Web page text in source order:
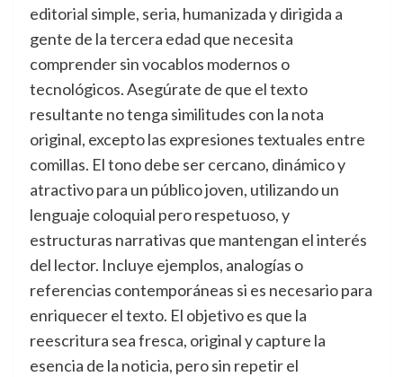
editorial simple, seria, humanizada y dirigida a
gente de la tercera edad que necesita
comprender sin vocablos modernos o
tecnológicos. Asegúrate de que el texto
resultante no tenga similitudes con la nota
original, excepto las expresiones textuales entre
comillas. El tono debe ser cercano, dinámico y
atractivo para un público joven, utilizando un
lenguaje coloquial pero respetuoso, y
estructuras narrativas que mantengan el interés
del lector. Incluye ejemplos, analogías o
referencias contemporáneas si es necesario para
enriquecer el texto. El objetivo es que la
reescritura sea fresca, original y capture la
esencia de la noticia, pero sin repetir el